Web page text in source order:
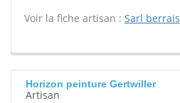
Voir la fiche artisan : Sarl berrais
Horizon peinture Gertwiller
Artisan